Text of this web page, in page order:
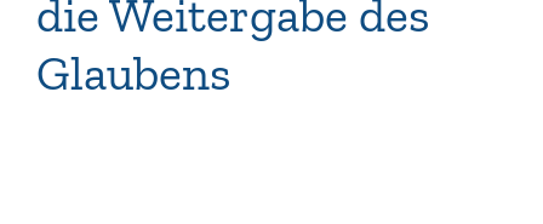
die Weitergabe des
Glaubens